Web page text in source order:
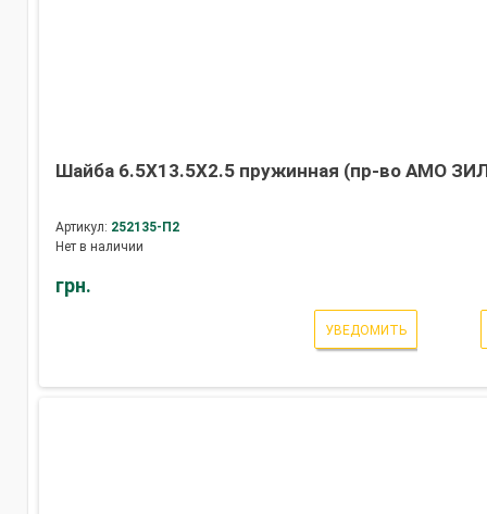
Шайба 6.5Х13.5Х2.5 пружинная (пр-во АМО
Артикул: 252135-П2
Нет в наличии
грн.
УВЕДОМИТЬ